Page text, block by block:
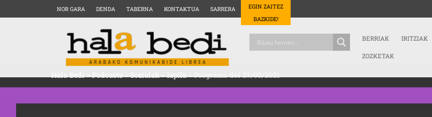
NOR GARA DENDA TABERNA KONTAKTUA SARRERA
EGIN ZAITEZ
BAZKIDE!
BERRIAK IRITZIAK
ZOZKETAK
Hala Bedi>Podcasts>Sozialak>lapila>Programa del 27/03/2021